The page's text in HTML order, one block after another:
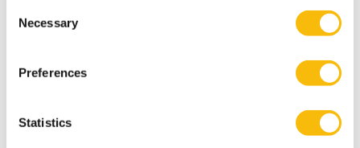
Selection
Necessary
Preferences
Statistics